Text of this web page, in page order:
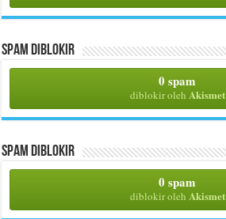
Spam Diblokir
0 spam
diblokir oleh Akismet
Spam Diblokir
0 spam
diblokir oleh Akismet